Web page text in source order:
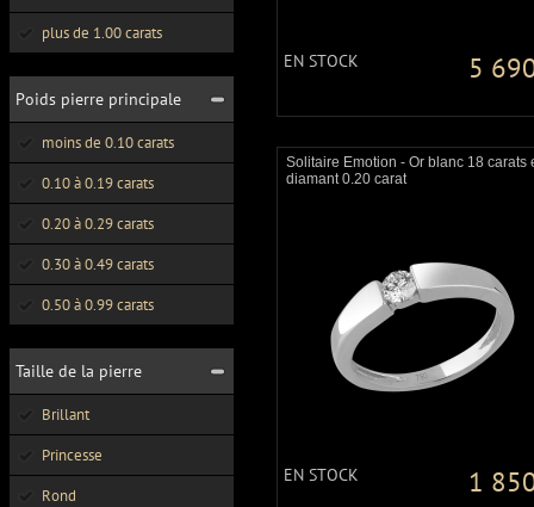
plus de 1.00 carats
Poids pierre principale
moins de 0.10 carats
0.10 à 0.19 carats
0.20 à 0.29 carats
0.30 à 0.49 carats
0.50 à 0.99 carats
Taille de la pierre
Brillant
Princesse
Rond
EN STOCK 5
Solitaire Emotion - Or blanc 18 carats
diamant 0.20 carat
EN STOCK 1